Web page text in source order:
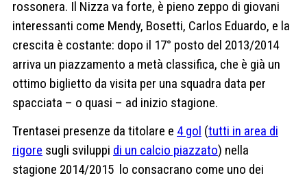
rossonera. Il Nizza va forte, è pieno zeppo di giovani
interessanti come Mendy, Bosetti, Carlos Eduardo, e la
crescita è costante: dopo il 17° posto del 2013/2014
arriva un piazzamento a metà classifica, che è già un
ottimo biglietto da visita per una squadra data per
spacciata – o quasi – ad inizio stagione.
Trentasei presenze da titolare e 4 gol (tutti in area di
rigore sugli sviluppi di un calcio piazzato) nella
stagione 2014/2015 lo consacrano come uno dei